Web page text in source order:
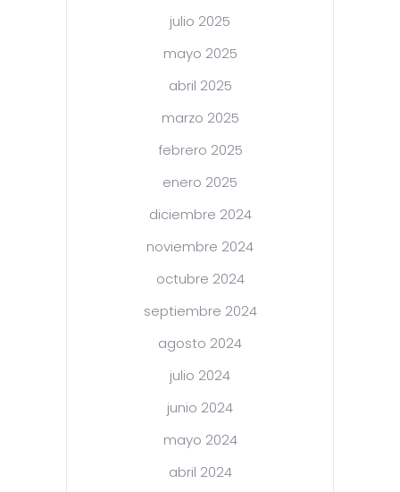
julio 2025
mayo 2025
abril 2025
marzo 2025
febrero 2025
enero 2025
diciembre 2024
noviembre 2024
octubre 2024
septiembre 2024
agosto 2024
julio 2024
junio 2024
mayo 2024
abril 2024